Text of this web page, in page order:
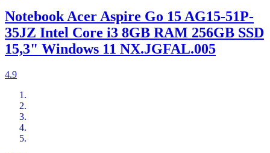
Notebook Acer Aspire Go 15 AG15-51P-
35JZ Intel Core i3 8GB RAM 256GB SSD
15,3" Windows 11 NX.JGFAL.005
4.9